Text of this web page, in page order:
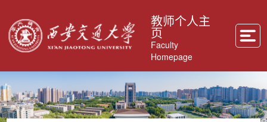
教师个人主
页
Faculty
Homepage